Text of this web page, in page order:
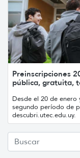
Preinscripciones
pública, gratuita,
Desde el 20 de
segundo período de
descubri.utec.edu.uy.